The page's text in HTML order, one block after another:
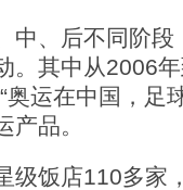
、后不同阶段
。其中从2006
奥运在中国，足
产品。
饭店110多家